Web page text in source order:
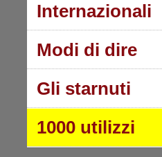
Internazionali
Modi di dire
Gli starnuti
1000 utilizzi